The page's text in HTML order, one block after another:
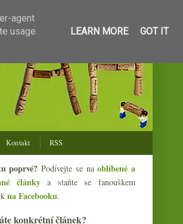
Kontakt RSS
poprvé? Podívejte se naoblíbené a
článkya staňte se fanouškem
na Facebooku.
konkrétní článek?
agent
usage
LEARN MORE GOT IT